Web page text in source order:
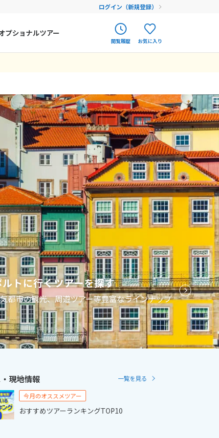
ログイン（新規登録）
アイルランド
ハンガリー
フィンランド
エストニア
クロアチア
ルーマニア
フェロー諸島
プショナルツアー
閲覧履歴
履歴がありません
お気に入り
まだ登録がありません
トに行くツアーを探す
都市の観光、周遊ツアー等豊富なラインナップ
現地情報 一覧を見る
今月のオススメツアー
おすすめツアーランキングTOP10
金
土
5
12
18
25
11月未定
土
6
7
13
14
20
21
27
28
日 月 火 水 木 金
土
1
2 3 4
5
6
7 8 9 10 11
12
13
14 15 16 17 18
19
20
21 22 23 24 25
26
27
28 29 30 31
2027年2月 2月未定
日 月 火 水 木
土
1
2 3 4 5
6
7
8 9 10 11 12
13
14
15 16 17 18 19
20
21
22 23 24 25 26
27
28
ボンカード
並ぶ事ばかり
ルトガル(ポル
かったです！